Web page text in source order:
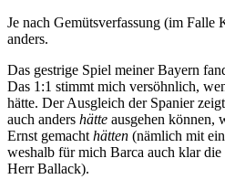
Je nach Gemütsverfassung (im Falle
anders.
Das gestrige Spiel meiner Bayern
Das 1:1 stimmt mich versöhnlich,
hätte. Der Ausgleich der Spanier
auch anders hätte ausgehen können,
Ernst gemacht hätten (nämlich mit
weshalb für mich Barca auch klar
Herr Ballack).